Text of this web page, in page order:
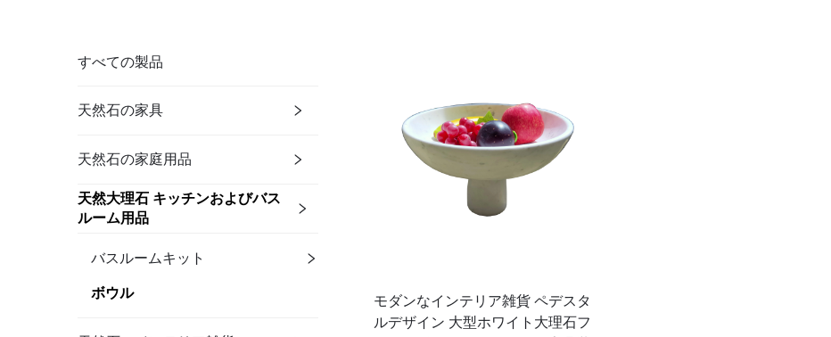
すべての製品
天然石の家具
天然石の家庭用品
天然大理石 キッチンおよびバス
ルーム用品
バスルームキット
ボウル
モダンなインテリア雑貨 ペデスタ
ルデザイン 大型ホワイト大理石フ